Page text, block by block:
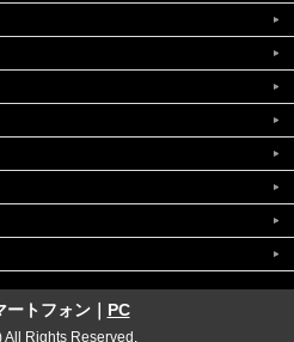
種類が写真と異なる場合がございます。
いキズなどがある場合があります。またネ
がございます。
トフォン｜ PC
All Rights Reserved.